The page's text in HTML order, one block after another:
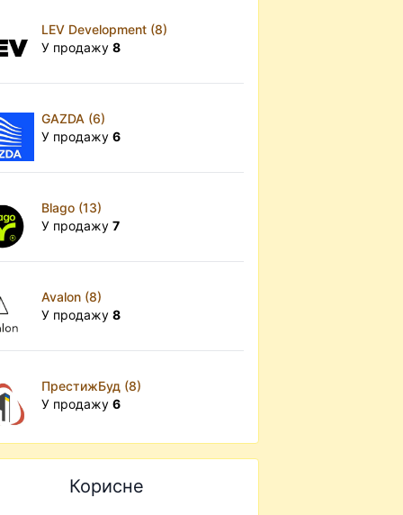
LEV Development (8)
У продажу8
GAZDA (6)
У продажу6
Blago (13)
У продажу7
Avalon (8)
У продажу8
ПрестижБуд (8)
У продажу6
Корисне